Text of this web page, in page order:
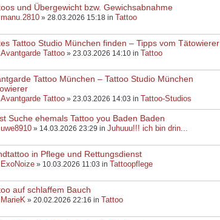
und Übergewicht bzw. Gewichsabnahme
manu.2810 » 28.03.2026 15:18 in Tattoo
Tattoo Studio München finden – Tipps vom Tätowierer
Avantgarde Tattoo » 23.03.2026 14:10 in Tattoo
Tattoo München – Tattoo Studio München
Avantgarde Tattoo » 23.03.2026 14:03 in Tattoo-Studios
Suche ehemals Tattoo you Baden Baden
uwe8910 » 14.03.2026 23:29 in Juhuuu!!! ich bin drin...
in Pflege und Rettungsdienst
ExoNoize » 10.03.2026 11:03 in Tattoopflege
auf schlaffem Bauch
MarieK » 20.02.2026 22:16 in Tattoo